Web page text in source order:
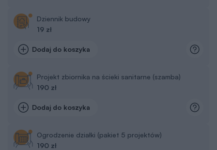
Dziennik budowy
19 zł
Dodaj do koszyka
Projekt zbiornika na ścieki sanitarne (szamba)
190 zł
Dodaj do koszyka
Ogrodzenie działki (pakiet 5 projektów)
190 zł